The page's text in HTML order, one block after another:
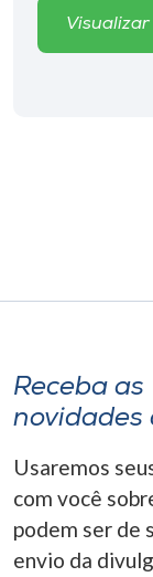
Visualizar
Receba as
novidades
Usaremos
com você
podem ser de
envio da